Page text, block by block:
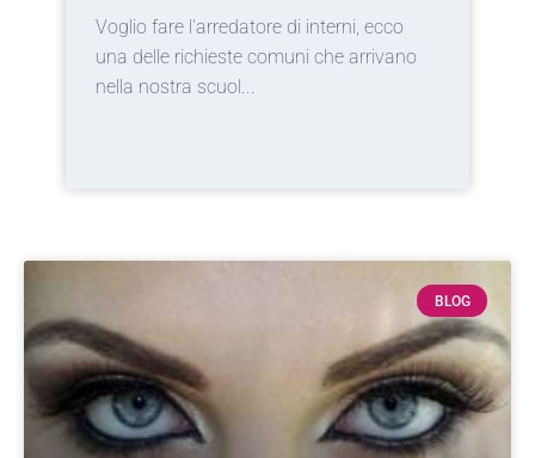
Voglio fare l'arredatore di interni, ecco
una delle richieste comuni che arrivano
nella nostra scuol...
BLOG